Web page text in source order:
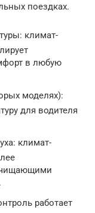
поездках.
климат-
в любую
моделях):
для водителя
климат-
работает